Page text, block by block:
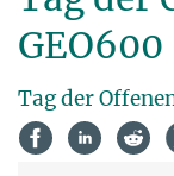
GEO600
Tag der